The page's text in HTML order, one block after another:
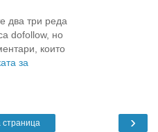
два три реда
dofollow, но
които
за
›
страница